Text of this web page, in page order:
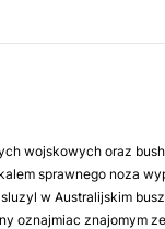
wojskowych oraz
sprawnego noza
w Australijskim
oznajmiac znajomym